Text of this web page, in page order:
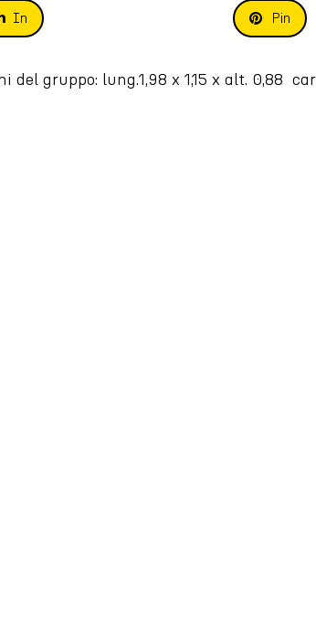
In Pin
gruppo: lung.1,98 x 1,15 x alt. 0,88